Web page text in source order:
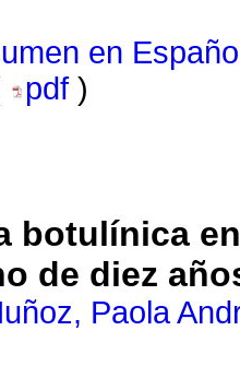
en
pdf )
botulínica
de diez
Paola